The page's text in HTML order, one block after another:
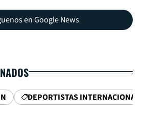
en Google News
DEPORTISTAS